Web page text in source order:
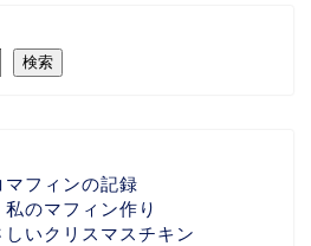
検索
フィンの記録
のマフィン作り
いクリスマスチキン